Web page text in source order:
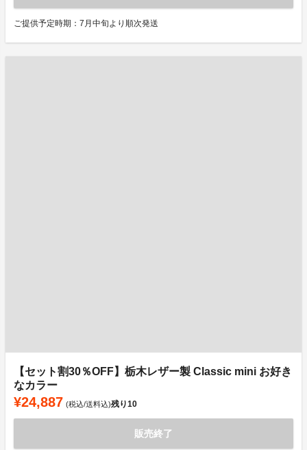
ご提供予定時期：7月中旬より順次発送
【セット割30％OFF】栃木レザー製 Classic mini お好き
なカラー
¥24,887 (税込/送料込)残り10
販売終了